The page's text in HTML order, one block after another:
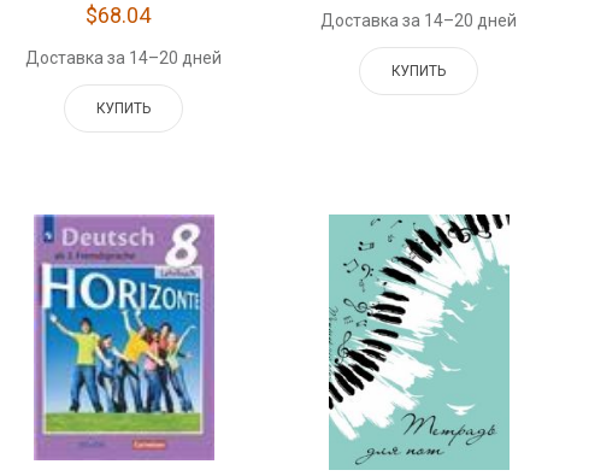
$68.04
Доставка за 14–20 дней
КУПИТЬ
Доставка за 14–20 дней
КУПИТЬ